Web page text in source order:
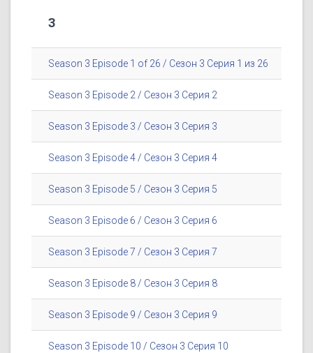
3
Season 3 Episode 1 of 26 / Сезон 3 Серия 1 из 26
Season 3 Episode 2 / Сезон 3 Серия 2
Season 3 Episode 3 / Сезон 3 Серия 3
Season 3 Episode 4 / Сезон 3 Серия 4
Season 3 Episode 5 / Сезон 3 Серия 5
Season 3 Episode 6 / Сезон 3 Серия 6
Season 3 Episode 7 / Сезон 3 Серия 7
Season 3 Episode 8 / Сезон 3 Серия 8
Season 3 Episode 9 / Сезон 3 Серия 9
Season 3 Episode 10 / Сезон 3 Серия 10